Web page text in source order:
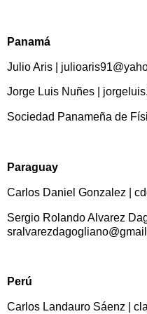
Panamá
Julio Aris |
Jorge Luis Nuñes |
Sociedad Panameña de
Paraguay
Carlos Daniel Gonzalez |
Sergio Rolando Alvarez
Perú
Carlos Landauro Sáenz |